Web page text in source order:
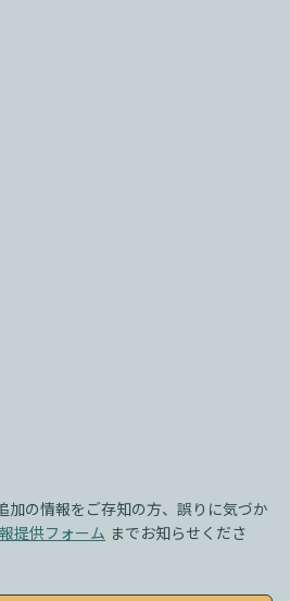
加の情報をご存知の方、誤りに気づか
提供フォーム までお知らせくださ